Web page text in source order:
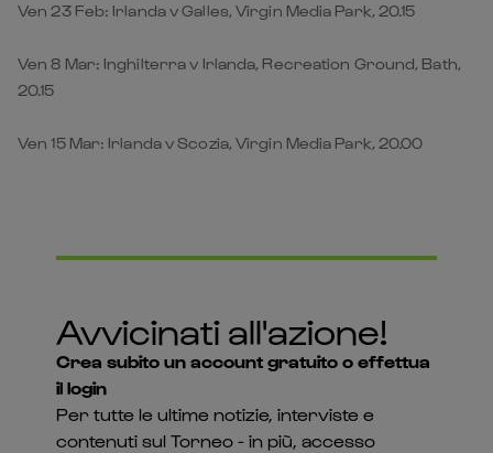
Ven 23 Feb: Irlanda v Galles, Virgin Media Park, 20.15
Ven 8 Mar: Inghilterra v Irlanda, Recreation Ground, Bath,
20.15
Ven 15 Mar: Irlanda v Scozia, Virgin Media Park, 20.00
Avvicinati all'azione!
Crea subito un account gratuito o effettua
il login
Per tutte le ultime notizie, interviste e
contenuti sul Torneo - in più, accesso